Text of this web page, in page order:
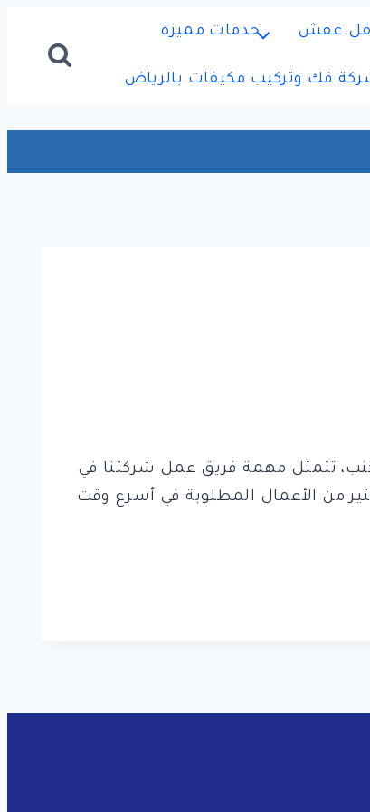
عفش خدمات مميزة
فك وتركيب مكيفات بالرياض
تتمثل مهمة فريق عمل شركتنا في
من الأعمال المطلوبة في أسرع وقت